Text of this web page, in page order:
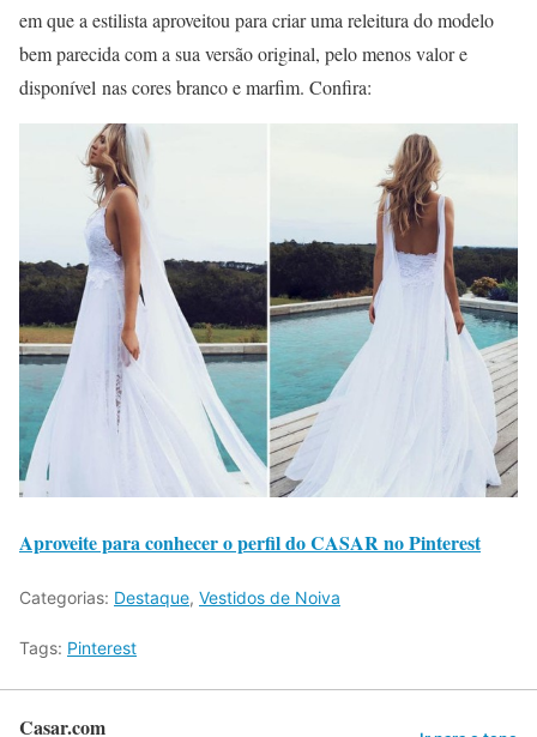
em que a estilista aproveitou para criar uma releitura do modelo
bem parecida com a sua versão original, pelo menos valor e
disponível nas cores branco e marfim. Confira:
Aproveite para conhecer o perfil do CASAR no Pinterest
Categorias: Destaque, Vestidos de Noiva
Tags: Pinterest
Casar.com